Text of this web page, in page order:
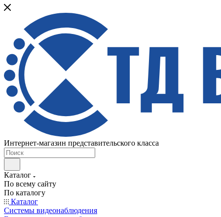
Интернет-магазин представительского класса
Каталог
По всему сайту
По каталогу
Каталог
Системы видеонаблюдения